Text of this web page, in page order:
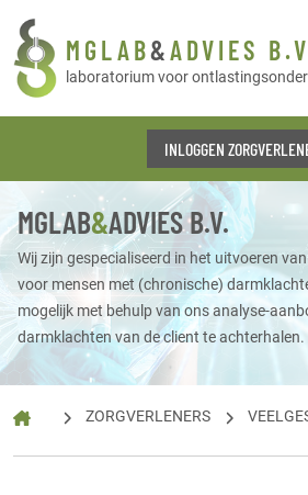
MGLAB&ADVIES
laboratorium voor
INLOGGEN
MGLAB&ADVIES B.V.
Wij zijn gespecialiseerd in het uitvoeren
voor mensen met (chronische)
mogelijk met behulp van ons analyse-
darmklachten van de client te achterhalen.
ZORGVERLENERS